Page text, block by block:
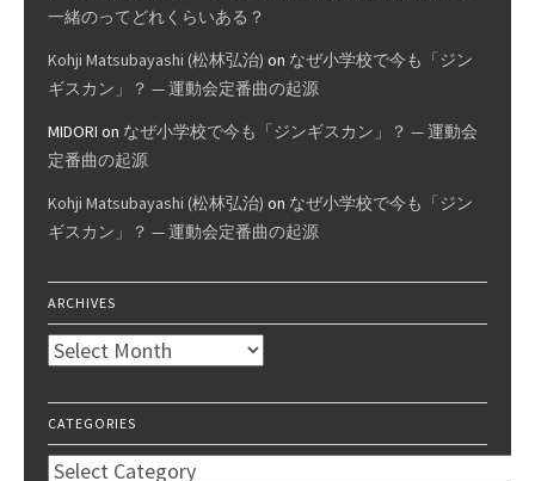
一緒のってどれくらいある？
Kohji Matsubayashi (松林弘治) on なぜ小学校で今も「ジン
ギスカン」？ — 運動会定番曲の起源
MIDORI on なぜ小学校で今も「ジンギスカン」？ — 運動会
定番曲の起源
Kohji Matsubayashi (松林弘治) on なぜ小学校で今も「ジン
ギスカン」？ — 運動会定番曲の起源
ARCHIVES
Archives
CATEGORIES
Categories